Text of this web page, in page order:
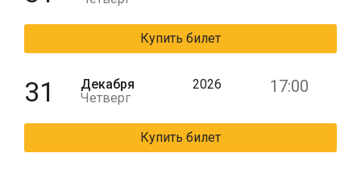
Купить билет
31
Декабря
Четверг
2026 17:00
Купить билет